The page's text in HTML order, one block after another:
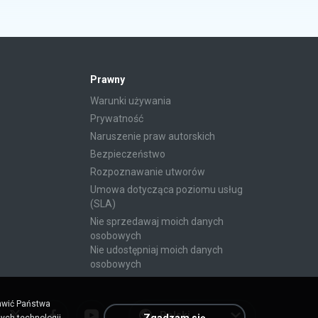
Prawny
Warunki używania
Prywatność
Naruszenie praw autorskich
Bezpieczeństwo
Rozpoznawanie utworów
Umowa dotycząca poziomu usług
(SLA)
Nie sprzedawaj moich danych
osobowych
Nie udostępniaj moich danych
osobowych
Polski
Państwa